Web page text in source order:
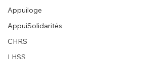
Appuiloge
AppuiSolidarités
CHRS
LHSS